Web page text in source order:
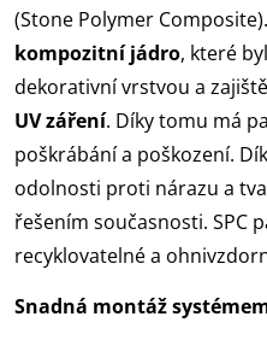
(Stone Polymer
kompozitní jádro, které
dekorativní vrstvou a
UV záření. Díky tomu má
poškrábání a poškození.
odolnosti proti nárazu a
řešením současnosti. SPC
recyklovatelné a
Snadná montáž